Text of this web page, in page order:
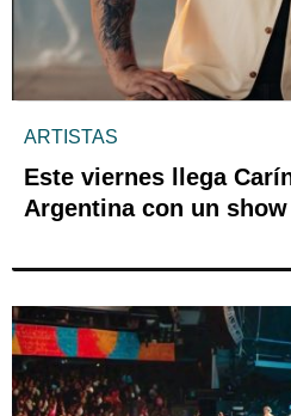
ARTISTAS
Este viernes llega
Argentina con un